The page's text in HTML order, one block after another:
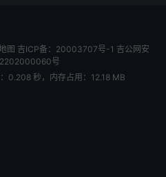
图 吉ICP备：20003707号-1 吉公网安
号
0.208 秒，内存占用：12.18 MB